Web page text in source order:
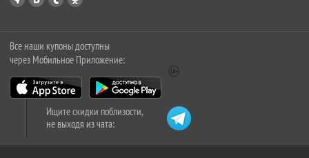
Все наши купоны доступны
через Мобильное Приложение:
Ищите скидки поблизости,
не выходя из чата: